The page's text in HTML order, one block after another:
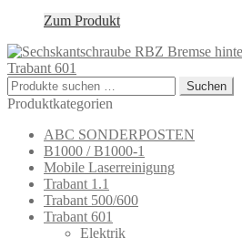
Zum Produkt
Trabant 601
Suchen
nach:
Suchen
Produktkategorien
ABC SONDERPOSTEN
B1000 / B1000-1
Mobile Laserreinigung
Trabant 1.1
Trabant 500/600
Trabant 601
Elektrik